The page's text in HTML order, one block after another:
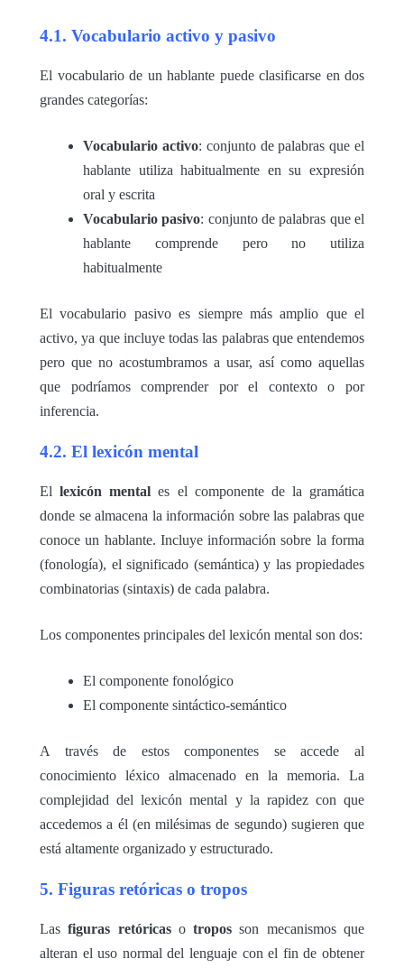
4.1. Vocabulario activo y pasivo
El vocabulario de un hablante puede clasificarse en dos
grandes categorías:
Vocabulario activo: conjunto de palabras que el
hablante utiliza habitualmente en su expresión
oral y escrita
Vocabulario pasivo: conjunto de palabras que el
hablante comprende pero no utiliza
habitualmente
El vocabulario pasivo es siempre más amplio que el
activo, ya que incluye todas las palabras que entendemos
pero que no acostumbramos a usar, así como aquellas
que podríamos comprender por el contexto o por
inferencia.
4.2. El lexicón mental
Ellexicón mental es el componente de la gramática
donde se almacena la información sobre las palabras que
conoce un hablante. Incluye información sobre la forma
(fonología), el significado (semántica) y las propiedades
combinatorias (sintaxis) de cada palabra.
Los componentes principales del lexicón mental son dos:
El componente fonológico
El componente sintáctico-semántico
A través de estos componentes se accede al
conocimiento léxico almacenado en la memoria. La
complejidad del lexicón mental y la rapidez con que
accedemos a él (en milésimas de segundo) sugieren que
está altamente organizado y estructurado.
5. Figuras retóricas o tropos
Lasfiguras retóricasotropos son mecanismos que
alteran el uso normal del lenguaje con el fin de obtener